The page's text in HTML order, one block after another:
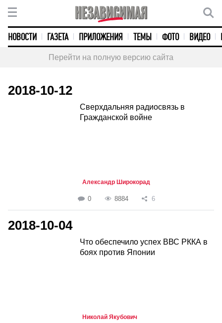
НОВОСТИ ГАЗЕТА ПРИЛОЖЕНИЯ ТЕМЫ ФОТО ВИДЕО
Перейти на полную версию сайта
2018-10-12
Сверхдальняя радиосвязь в
Гражданской войне
Александр Широкорад
0 8884 6
2018-10-04
Что обеспечило успех ВВС РККА в
боях против Японии
Николай Якубович